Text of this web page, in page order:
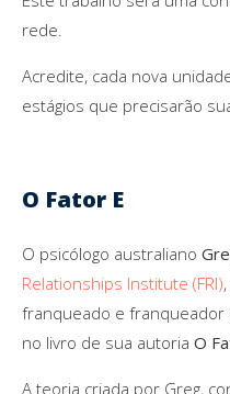
rede.
Acredite, cada nova
estágios que precisarão
O Fator E
O psicólogo australiano
Relationships Institute (FRI)
franqueado e franqueador
no livro de sua autoria O
A teoria criada por Greg,